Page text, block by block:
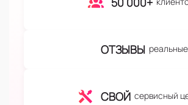
ОТЗЫВЫ реальные
СВОЙ сервисный